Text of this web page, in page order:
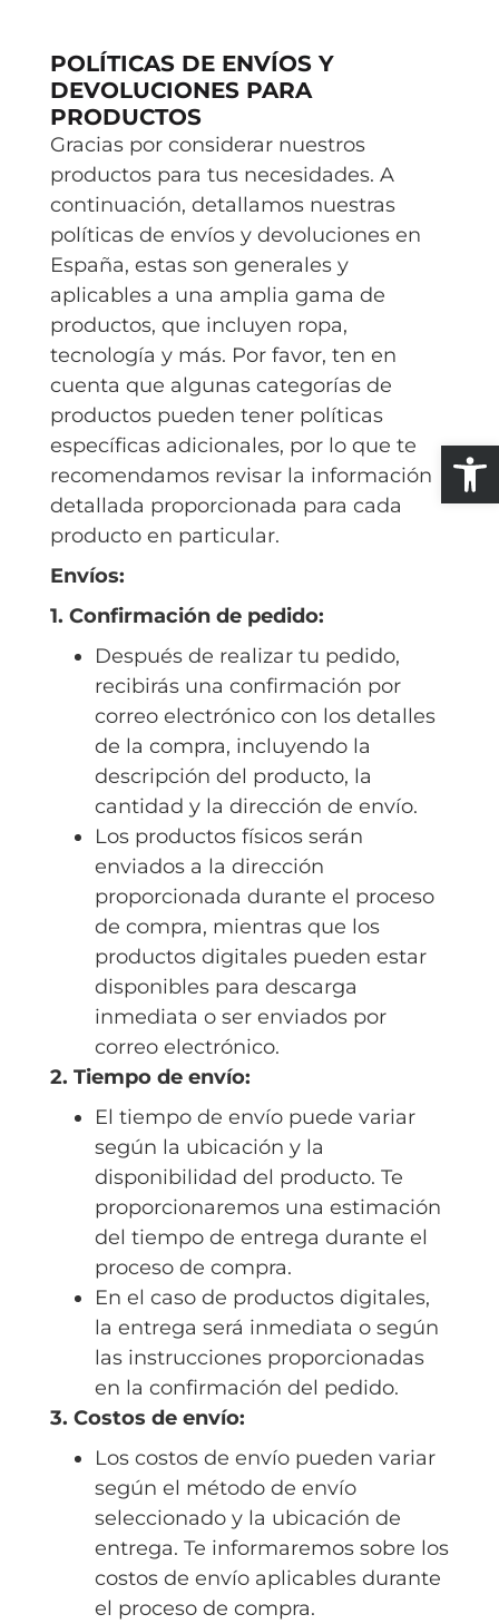
Abrir
POLÍTICAS DE ENVÍOS Y
DEVOLUCIONES PARA
PRODUCTOS
Gracias por considerar nuestros
productos para tus necesidades. A
continuación, detallamos nuestras
políticas de envíos y devoluciones en
España, estas son generales y
aplicables a una amplia gama de
productos, que incluyen ropa,
tecnología y más. Por favor, ten en
cuenta que algunas categorías de
productos pueden tener políticas
específicas adicionales, por lo que te
recomendamos revisar la información
detallada proporcionada para cada
producto en particular.
Envíos:
1. Confirmación de pedido:
Después de realizar tu pedido,
recibirás una confirmación por
correo electrónico con los detalles
de la compra, incluyendo la
descripción del producto, la
cantidad y la dirección de envío.
Los productos físicos serán
enviados a la dirección
proporcionada durante el proceso
de compra, mientras que los
productos digitales pueden estar
disponibles para descarga
inmediata o ser enviados por
correo electrónico.
2. Tiempo de envío:
El tiempo de envío puede variar
según la ubicación y la
disponibilidad del producto. Te
proporcionaremos una estimación
del tiempo de entrega durante el
proceso de compra.
En el caso de productos digitales,
la entrega será inmediata o según
las instrucciones proporcionadas
en la confirmación del pedido.
3. Costos de envío:
Los costos de envío pueden variar
según el método de envío
seleccionado y la ubicación de
entrega. Te informaremos sobre los
costos de envío aplicables durante
el proceso de compra.